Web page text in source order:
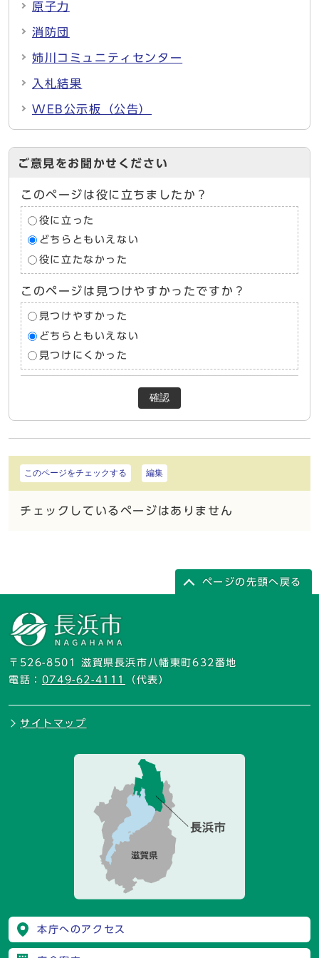
原子力
消防団
姉川コミュニティセンター
入札結果
WEB公示板（公告）
ご意見をお聞かせください
このページは役に立ちましたか？
役に立った
どちらともいえない
役に立たなかった
このページは見つけやすかったですか？
見つけやすかった
どちらともいえない
見つけにくかった
確認
このページをチェックする 編集
チェックしているページはありません
ページの先頭へ戻る
〒526-8501 滋賀県長浜市八幡東町632番地
電話： 0749-62-4111 （代表）
サイトマップ
本庁へのアクセス